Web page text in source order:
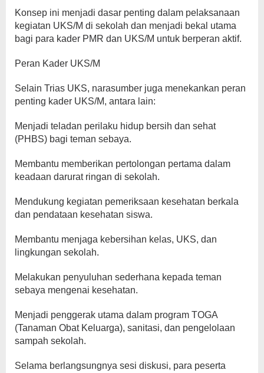
Konsep ini menjadi dasar penting dalam pelaksanaan
kegiatan UKS/M di sekolah dan menjadi bekal utama
bagi para kader PMR dan UKS/M untuk berperan aktif.
Peran Kader UKS/M
Selain Trias UKS, narasumber juga menekankan peran
penting kader UKS/M, antara lain:
Menjadi teladan perilaku hidup bersih dan sehat
(PHBS) bagi teman sebaya.
Membantu memberikan pertolongan pertama dalam
keadaan darurat ringan di sekolah.
Mendukung kegiatan pemeriksaan kesehatan berkala
dan pendataan kesehatan siswa.
Membantu menjaga kebersihan kelas, UKS, dan
lingkungan sekolah.
Melakukan penyuluhan sederhana kepada teman
sebaya mengenai kesehatan.
Menjadi penggerak utama dalam program TOGA
(Tanaman Obat Keluarga), sanitasi, dan pengelolaan
sampah sekolah.
Selama berlangsungnya sesi diskusi, para peserta